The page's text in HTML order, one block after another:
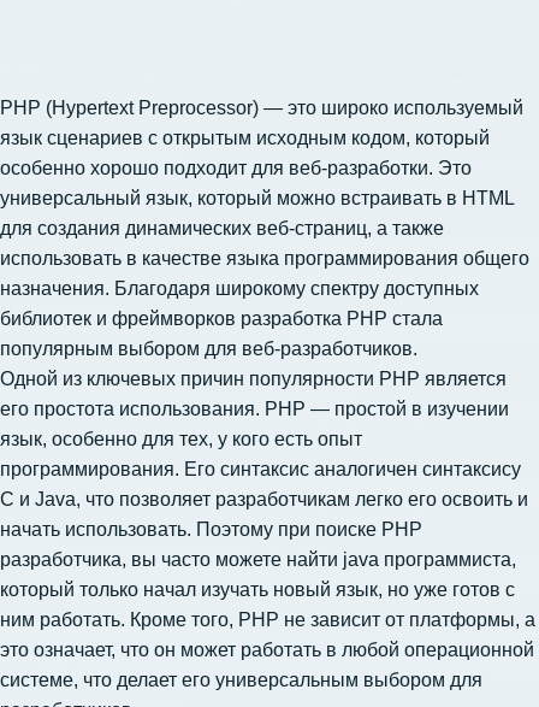
PHP (Hypertext Preprocessor) — это широко используемый
язык сценариев с открытым исходным кодом, который
особенно хорошо подходит для веб-разработки. Это
универсальный язык, который можно встраивать в HTML
для создания динамических веб-страниц, а также
использовать в качестве языка программирования общего
назначения. Благодаря широкому спектру доступных
библиотек и фреймворков разработка PHP стала
популярным выбором для веб-разработчиков.
Одной из ключевых причин популярности PHP является
его простота использования. PHP — простой в изучении
язык, особенно для тех, у кого есть опыт
программирования. Его синтаксис аналогичен синтаксису
C и Java, что позволяет разработчикам легко его освоить и
начать использовать. Поэтому при поиске РНР
разработчика, вы часто можете найти java программиста,
который только начал изучать новый язык, но уже готов с
ним работать. Кроме того, PHP не зависит от платформы, а
это означает, что он может работать в любой операционной
системе, что делает его универсальным выбором для